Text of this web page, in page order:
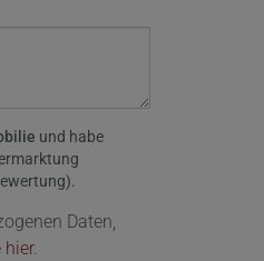
und habe
Daten,
hier.